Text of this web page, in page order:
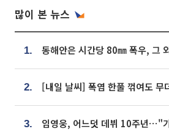
많이 본 뉴스
1.
2.
3.